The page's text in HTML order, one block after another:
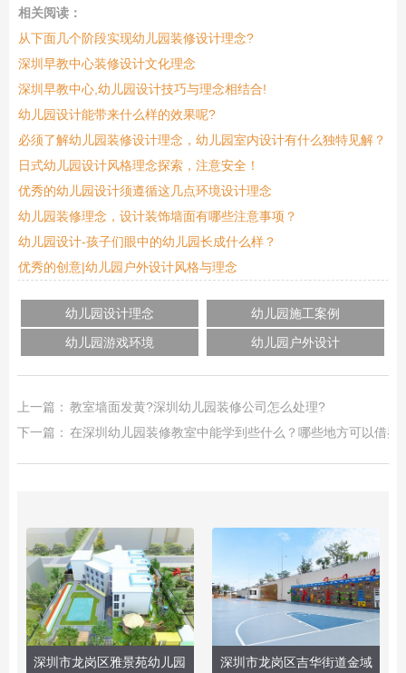
相关阅读：
从下面几个阶段实现幼儿园装修设计理念?
深圳早教中心装修设计文化理念
深圳早教中心,幼儿园设计技巧与理念相结合!
幼儿园设计能带来什么样的效果呢?
必须了解幼儿园装修设计理念，幼儿园室内设计有什么独特见解？
日式幼儿园设计风格理念探索，注意安全！
优秀的幼儿园设计须遵循这几点环境设计理念
幼儿园装修理念，设计装饰墙面有哪些注意事项？
幼儿园设计-孩子们眼中的幼儿园长成什么样？
优秀的创意|幼儿园户外设计风格与理念
幼儿园设计理念
幼儿园施工案例
幼儿园游戏环境
幼儿园户外设计
上一篇： 教室墙面发黄?深圳幼儿园装修公司怎么处理?
下一篇： 在深圳幼儿园装修教室中能学到些什么？哪些地方可以借鉴
深圳市龙岗区雅景苑幼儿园
深圳市龙岗区吉华街道金域